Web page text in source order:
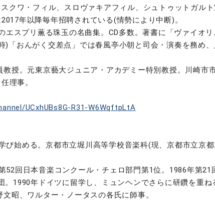
クワ・フィル、スロヴァキアフィル、シュトゥットガル
年以降毎年招聘されている(情勢により中断)。
スプリ薫る珠玉の名曲集。CD多数。著書に「ヴァイオリ
「おんがく交差点」では春風亭小朝と司会・演奏を務め、
授。元東京藝大ジュニア・アカデミー特別教授。川崎市
理事。
UCxhUBs8G-R31-W6WqftpLtA
び始める。京都市立堀川高等学校音楽科(現、京都市立京
52回日本音楽コンクール・チェロ部門第1位。1986年第21
1990年ドイツに留学し、ミュンヘンでさらに研鑽を重ね
昭、ワルター・ノータスの各氏に師事。